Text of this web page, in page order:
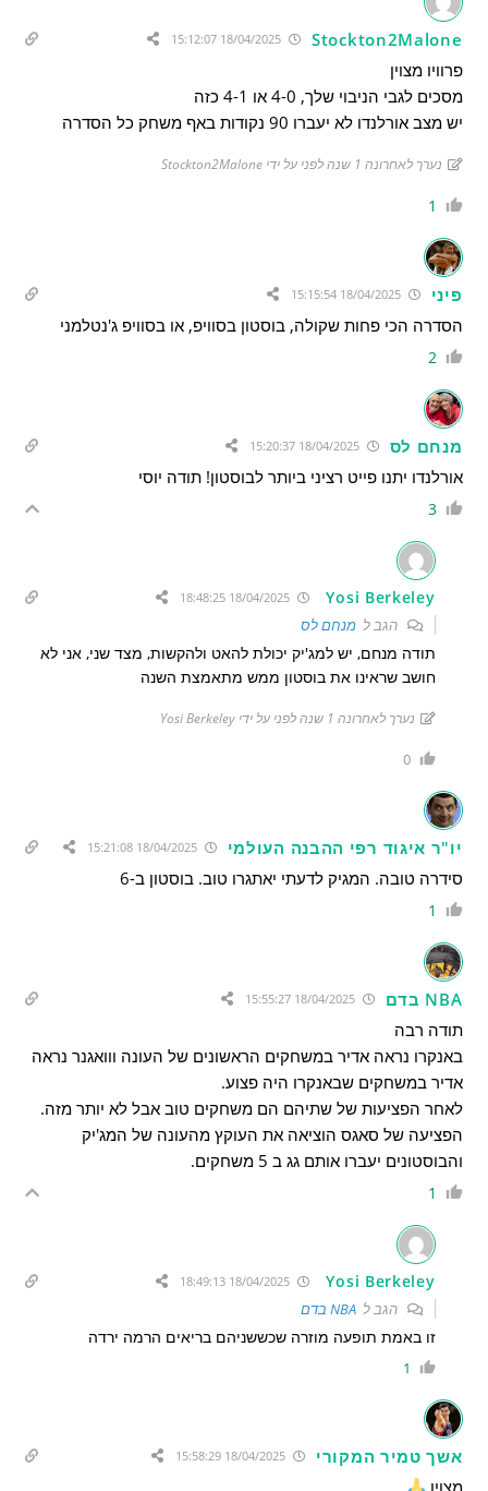
Stockton2Malone
פרוויו מצוין
מסכים לגבי הניבוי שלך, 4-0 או 4-1 כזה
יש מצב אורלנדו לא יעברו 90 נקודות באף משחק כל הסדרה
נערך לאחרונה 1 שנה לפני על ידי Stockton2Malone
1
פיני 18/04/2025 15:15:54
הסדרה הכי פחות שקולה, בוסטון בסוויפ, או בסוויפ ג'נטלמני
2
מנחם לס 18/04/2025 15:20:37
אורלנדו יתנו פייט רציני ביותר לבוסטון! תודה יוסי
3
Yosi Berkeley
הגב למנחם לס
תודה מנחם, יש למג'יק יכולת להאט ולהקשות, מצד שני, אני לא
חושב שראינו את בוסטון ממש מתאמצת השנה
נערך לאחרונה 1 שנה לפני על ידי Yosi Berkeley
0
יו"ר איגוד רפי ההבנה העולמי 18/04/2025 15:21:08
סידרה טובה. המגיק לדעתי יאתגרו טוב. בוסטון ב-6
1
NBA בדם 18/04/2025 15:55:27
תודה רבה
באנקרו נראה אדיר במשחקים הראשונים של העונה ווואגנר נראה
אדיר במשחקים שבאנקרו היה פצוע.
לאחר הפציעות של שתיהם הם משחקים טוב אבל לא יותר מזה.
הפציעה של סאגס הוציאה את העוקץ מהעונה של המג'יק
והבוסטונים יעברו אותם גג ב 5 משחקים.
1
Yosi Berkeley
הגב לNBA בדם
זו באמת תופעה מוזרה שכששניהם בריאים הרמה ירדה
1
אשך טמיר המקורי
מצוין